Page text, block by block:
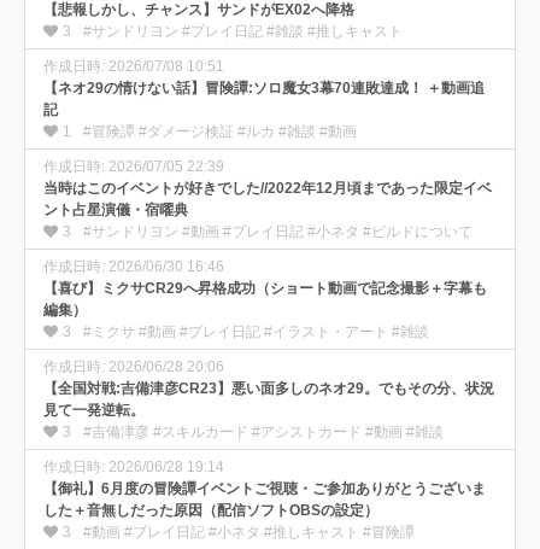
【悲報しかし、チャンス】サンドがEX02へ降格
3
#サンドリヨン #プレイ日記 #雑談 #推しキャスト
作成日時: 2026/07/08 10:51
【ネオ29の情けない話】冒険譚:ソロ魔女3幕70連敗達成！ ＋動画追
記
1
#冒険譚 #ダメージ検証 #ルカ #雑談 #動画
作成日時: 2026/07/05 22:39
当時はこのイベントが好きでした//2022年12月頃まであった限定イベ
ント占星演儀・宿曜典
3
#サンドリヨン #動画 #プレイ日記 #小ネタ #ビルドについて
作成日時: 2026/06/30 16:46
【喜び】ミクサCR29へ昇格成功（ショート動画で記念撮影＋字幕も
編集）
3
#ミクサ #動画 #プレイ日記 #イラスト・アート #雑談
作成日時: 2026/06/28 20:06
【全国対戦:吉備津彦CR23】悪い面多しのネオ29。でもその分、状況
見て一発逆転。
3
#吉備津彦 #スキルカード #アシストカード #動画 #雑談
作成日時: 2026/06/28 19:14
【御礼】6月度の冒険譚イベントご視聴・ご参加ありがとうございま
した＋音無しだった原因（配信ソフトOBSの設定）
3
#動画 #プレイ日記 #小ネタ #推しキャスト #冒険譚